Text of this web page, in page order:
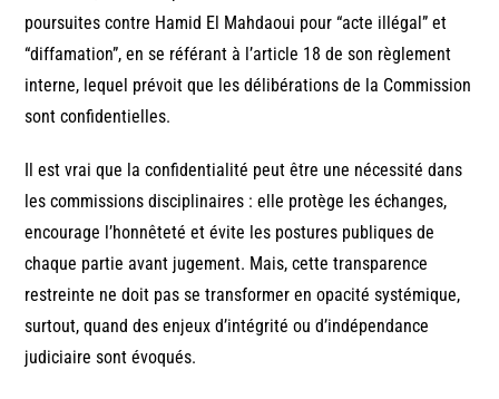
poursuites contre Hamid El Mahdaoui pour “acte illégal” et
“diffamation”, en se référant à l’article 18 de son règlement
interne, lequel prévoit que les délibérations de la Commission
sont confidentielles.
Il est vrai que la confidentialité peut être une nécessité dans
les commissions disciplinaires : elle protège les échanges,
encourage l’honnêteté et évite les postures publiques de
chaque partie avant jugement. Mais, cette transparence
restreinte ne doit pas se transformer en opacité systémique,
surtout, quand des enjeux d’intégrité ou d’indépendance
judiciaire sont évoqués.